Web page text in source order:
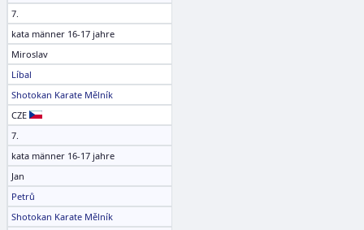
7.
kata männer 16-17 jahre
Miroslav
Líbal
Shotokan Karate Mělník
CZE
7.
kata männer 16-17 jahre
Jan
Petrů
Shotokan Karate Mělník